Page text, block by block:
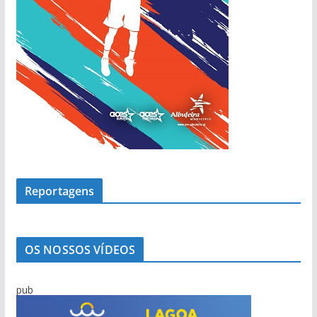
Reportagens
OS NOSSOS VÍDEOS
pub